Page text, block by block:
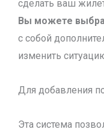
сделать ваш
Вы можете
с собой
изменить
Для добавления
Эта система